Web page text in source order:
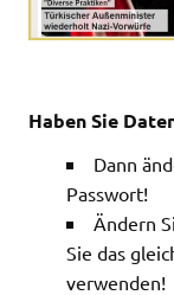
Haben Sie
Dann
Passwort!
Ändern
Sie das
verwenden!